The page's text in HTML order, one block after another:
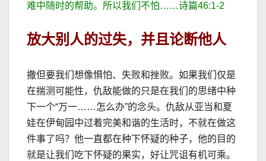
难中随时的帮助。所以我们不怕……诗篇46:1-2
放大别人的过失，并且论断他人
撒但要我们想像惧怕、失败和挫败。如果我们仅是
在揣测可能性，仇敌能做的只是在我们的思绪中种
下一个“万一……怎么办”的念头。仇敌从亚当和夏
娃在伊甸园中过着完美和谐的生活时，不就在做这
件事了吗？他一直都在种下怀疑的种子，他的目的
就是让我们吃下怀疑的果实，好让咒诅有机可乘。